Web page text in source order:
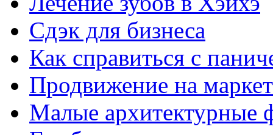
Сдэк для бизнеса
Как справиться с
Продвижение на
Малые архитектурные